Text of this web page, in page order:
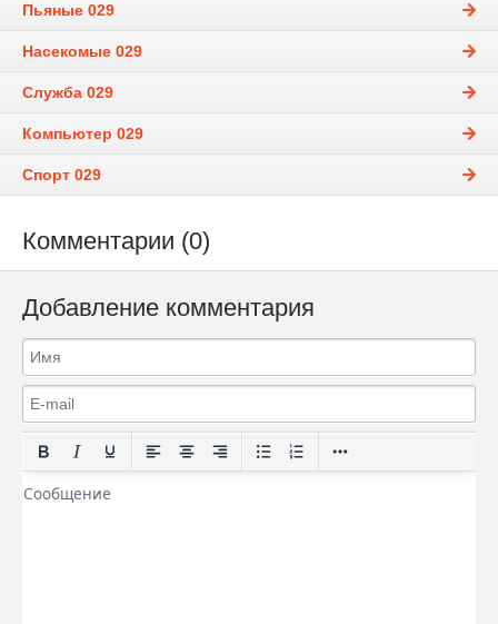
Пьяные 029
Насекомые 029
Служба 029
Компьютер 029
Спорт 029
Комментарии (0)
Добавление комментария